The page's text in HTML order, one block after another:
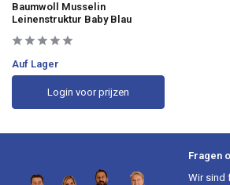
Baumwoll Musselin
Leinenstruktur Baby Blau
Auf Lager
Login voor prijzen
Fragen
Wir sind